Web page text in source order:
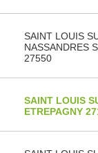
SAINT LOUIS
NASSANDRES
27550
SAINT LOUIS
ETREPAGNY